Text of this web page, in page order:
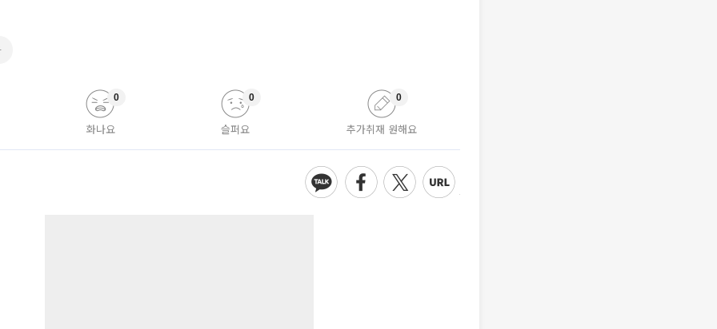
화나요
0
슬퍼요
0
추가취재 원해요
0